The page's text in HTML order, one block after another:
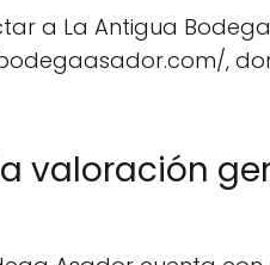
a La Antigua
,
valoración